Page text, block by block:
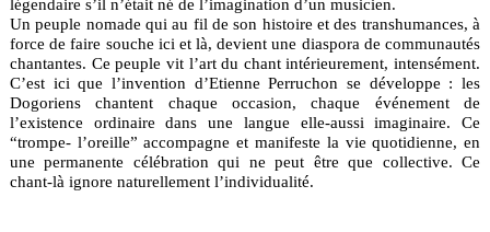
Un peuple nomade qui au fil de son histoire et des transhumances, à
force de faire souche ici et là, devient une diaspora de communautés
chantantes. Ce peuple vit l’art du chant intérieurement, intensément.
C’est ici que l’invention d’Etienne Perruchon se développe : les
Dogoriens chantent chaque occasion, chaque événement de
l’existence ordinaire dans une langue elle-aussi imaginaire. Ce
“trompe- l’oreille” accompagne et manifeste la vie quotidienne, en
une permanente célébration qui ne peut être que collective. Ce
chant-là ignore naturellement l’individualité.